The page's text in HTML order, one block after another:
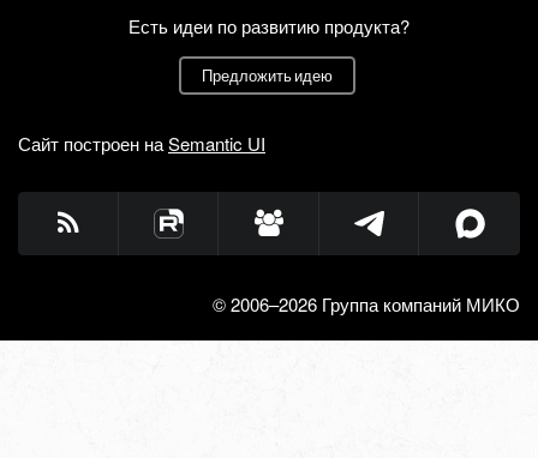
Есть идеи по развитию продукта?
Предложить идею
Сайт построен наSemantic UI
© 2006–2026 Группа компаний МИКО